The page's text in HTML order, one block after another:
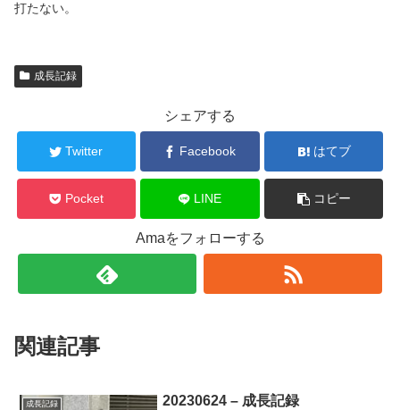
打たない。
成長記録
シェアする
Twitter Facebook はてブ
Pocket LINE コピー
Amaをフォローする
関連記事
成長記録 20230624 – 成長記録